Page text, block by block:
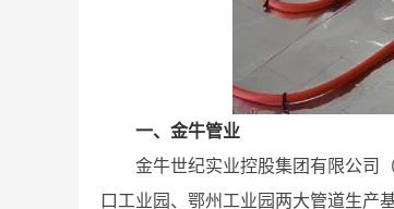
一、金牛管业
金牛世纪实业控股集团有限公司
口工业园、鄂州工业园两大管道生产